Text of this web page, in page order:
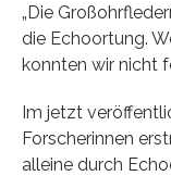
„Die
die Echoortung.
konnten wir nicht
Im jetzt
Forscherinnen
alleine durch